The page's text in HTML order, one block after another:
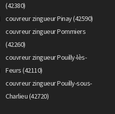
(42380)
couvreur zingueur Pinay (42590)
couvreur zingueur Pommiers
(42260)
couvreur zingueur Pouilly-lès-
Feurs (42110)
couvreur zingueur Pouilly-sous-
Charlieu (42720)